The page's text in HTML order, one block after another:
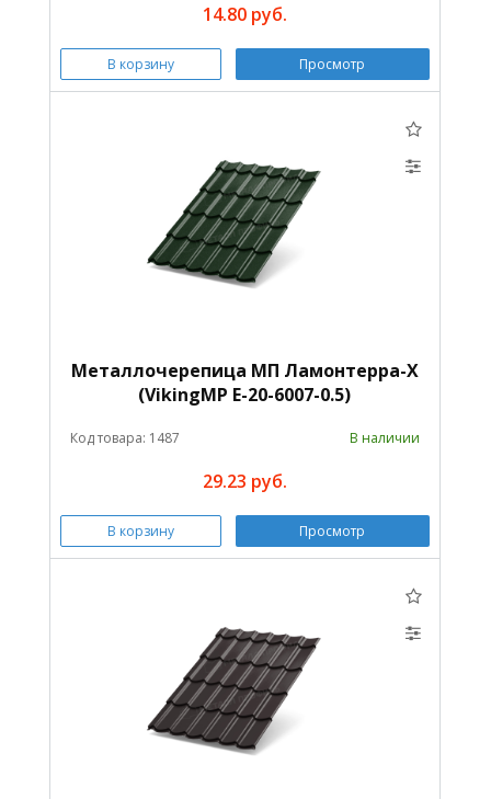
14.80 руб.
В корзину Просмотр
Металлочерепица МП Ламонтерра-X
(VikingMP E-20-6007-0.5)
Код товара: 1487 В наличии
29.23 руб.
В корзину Просмотр